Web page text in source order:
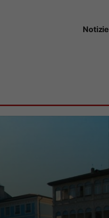
Notizie